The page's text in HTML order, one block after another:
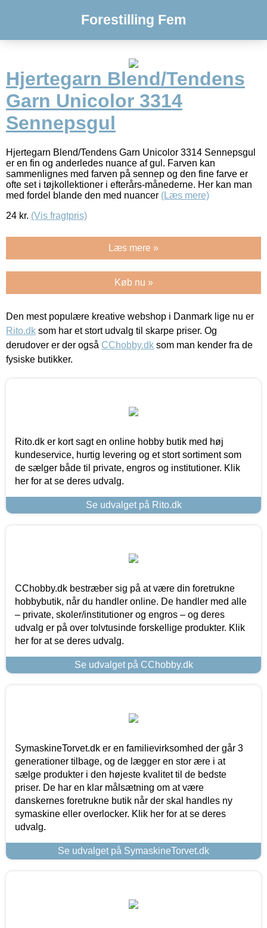
Forestilling Fem
Hjertegarn Blend/Tendens
Garn Unicolor 3314
Sennepsgul
Hjertegarn Blend/Tendens Garn Unicolor 3314 Sennepsgul
er en fin og anderledes nuance af gul. Farven kan
sammenlignes med farven på sennep og den fine farve er
ofte set i tøjkollektioner i efterårs-månederne. Her kan man
med fordel blande den med nuancer (Læs mere)
24 kr. (Vis fragtpris)
Læs mere »
Køb nu »
Den mest populære kreative webshop i Danmark lige nu er
Rito.dk som har et stort udvalg til skarpe priser. Og
derudover er der også CChobby.dk som man kender fra de
fysiske butikker.
Rito.dk er kort sagt en online hobby butik med høj
kundeservice, hurtig levering og et stort sortiment som
de sælger både til private, engros og institutioner. Klik
her for at se deres udvalg.
Se udvalget på Rito.dk
CChobby.dk bestræber sig på at være din foretrukne
hobbybutik, når du handler online. De handler med alle
– private, skoler/institutioner og engros – og deres
udvalg er på over tolvtusinde forskellige produkter. Klik
her for at se deres udvalg.
Se udvalget på CChobby.dk
SymaskineTorvet.dk er en familievirksomhed der går 3
generationer tilbage, og de lægger en stor ære i at
sælge produkter i den højeste kvalitet til de bedste
priser. De har en klar målsætning om at være
danskernes foretrukne butik når der skal handles ny
symaskine eller overlocker. Klik her for at se deres
udvalg.
Se udvalget på SymaskineTorvet.dk